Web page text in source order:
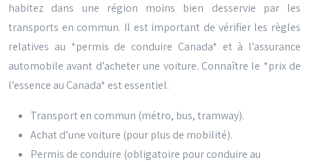
habitez dans une région moins bien desservie par les
transports en commun. Il est important de vérifier les règles
relatives au *permis de conduire Canada* et à l’assurance
automobile avant d’acheter une voiture. Connaître le *prix de
l’essence au Canada* est essentiel.
Transport en commun (métro, bus, tramway).
Achat d’une voiture (pour plus de mobilité).
Permis de conduire (obligatoire pour conduire au